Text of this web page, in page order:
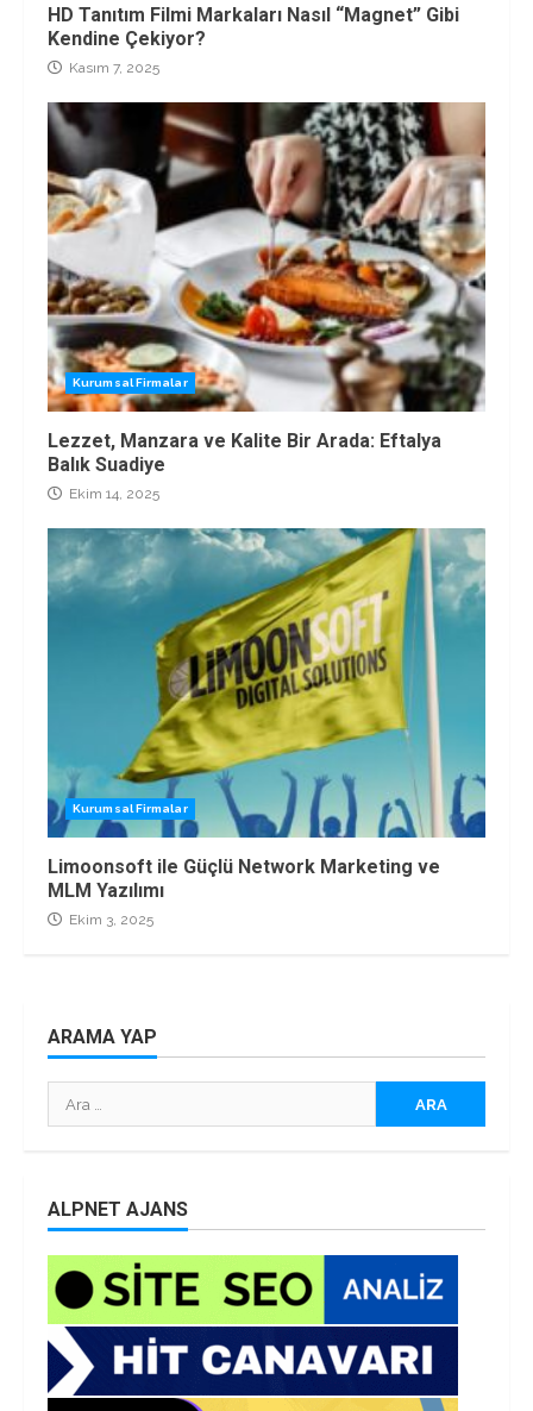
HD Tanıtım Filmi Markaları Nasıl “Magnet” Gibi
Kendine Çekiyor?
Kasım 7, 2025
Kurumsal Firmalar
Lezzet, Manzara ve Kalite Bir Arada: Eftalya
Balık Suadiye
Ekim 14, 2025
Kurumsal Firmalar
Limoonsoft ile Güçlü Network Marketing ve
MLM Yazılımı
Ekim 3, 2025
ARAMA YAP
Arama:
ALPNET AJANS